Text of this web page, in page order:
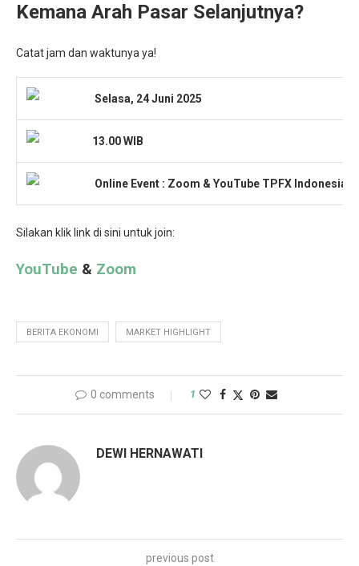
Kemana Arah Pasar Selanjutnya?
Catat jam dan waktunya ya!
Selasa, 24 Juni 2025
13.00 WIB
Online Event : Zoom & YouTube TPFX Indonesia
Silakan klik link di sini untuk join:
YouTube & Zoom
BERITA EKONOMI MARKET HIGHLIGHT
0 comments 1
DEWI HERNAWATI
previous post